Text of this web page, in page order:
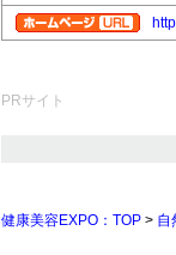
PRサイト
健康美容EXPO：TOP > 自